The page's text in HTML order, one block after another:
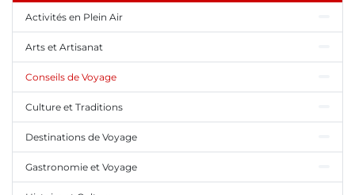
Activités en Plein Air
Arts et Artisanat
Conseils de Voyage
Culture et Traditions
Destinations de Voyage
Gastronomie et Voyage